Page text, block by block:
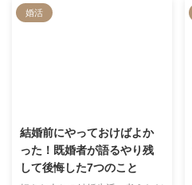
婚活
結婚前にやっておけばよか
った！既婚者が語るやり残
して後悔した7つのこと